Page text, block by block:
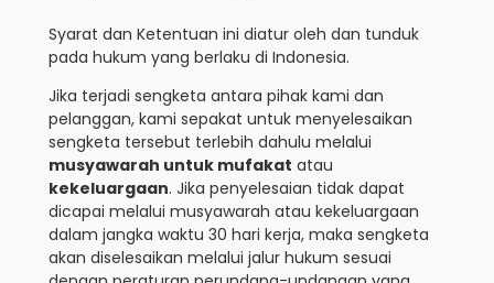
Syarat dan Ketentuan ini diatur oleh dan tunduk
pada hukum yang berlaku di Indonesia.
Jika terjadi sengketa antara pihak kami dan
pelanggan, kami sepakat untuk menyelesaikan
sengketa tersebut terlebih dahulu melalui
musyawarah untuk mufakat atau
kekeluargaan. Jika penyelesaian tidak dapat
dicapai melalui musyawarah atau kekeluargaan
dalam jangka waktu 30 hari kerja, maka sengketa
akan diselesaikan melalui jalur hukum sesuai